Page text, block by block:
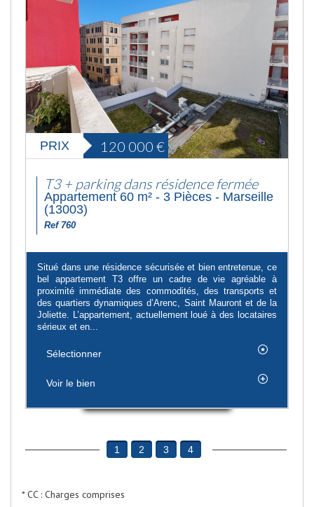
PRIX 120 000 €
T3 + parking dans résidence fermée
Appartement 60 m² - 3 Pièces - Marseille
(13003)
Ref 760
Situé dans une résidence sécurisée et bien entretenue, ce
bel appartement T3 offre un cadre de vie agréable à
proximité immédiate des commodités, des transports et
des quartiers dynamiques d’Arenc, Saint Mauront et de la
Joliette. L’appartement, actuellement loué à des locataires
sérieux et en...
Sélectionner
Voir le bien
1 2 3 4
* CC : Charges comprises